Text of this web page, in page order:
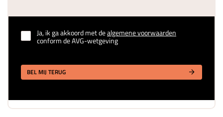
Ja, ik ga akkoord met dealgemene voorwaarden
conform de AVG-wetgeving
BEL MIJ TERUG